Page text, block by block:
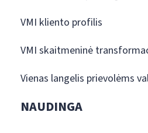
VMI kliento profilis
VMI skaitmeninė
Vienas langelis prievolėms
NAUDINGA